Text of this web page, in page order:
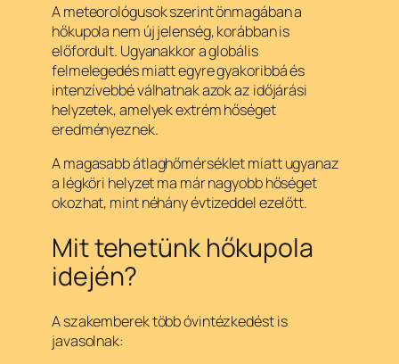
A meteorológusok szerint önmagában a
hőkupola nem új jelenség, korábban is
előfordult. Ugyanakkor a globális
felmelegedés miatt egyre gyakoribbá és
intenzívebbé válhatnak azok az időjárási
helyzetek, amelyek extrém hőséget
eredményeznek.
A magasabb átlaghőmérséklet miatt ugyanaz
a légköri helyzet ma már nagyobb hőséget
okozhat, mint néhány évtizeddel ezelőtt.
Mit tehetünk hőkupola
idején?
A szakemberek több óvintézkedést is
javasolnak: